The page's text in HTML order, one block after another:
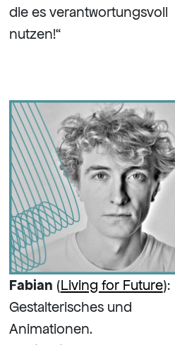
die es verantwortungsvoll
nutzen!“
Fabian (Living for Future):
Gestalterisches und
Animationen.